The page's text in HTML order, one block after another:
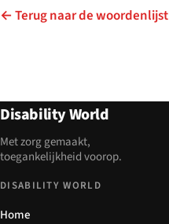
← Terug naar de woordenlijst
Disability World
Met zorg gemaakt,
toegankelijkheid voorop.
DISABILITY WORLD
Home